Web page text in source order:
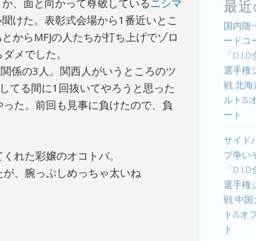
、面と向かって尊敬しているニシマ
けた。表彰式会場から1番近いとこ
からMFJの人たちが打ち上げでゾロ
メでした。
係の3人。関西人がいうところのツ
てる間に1回抜いてやろうと思った
た。前回も見事に負けたので、負
れた彩嬢のオコトバ。
、腕っぷしめっちゃ太いね
最
国内随
ードコ
「
選手権
戦 北海
ルト&
ート
サイド
プ争い
「
選手権
戦 中国
ト&オ
ト